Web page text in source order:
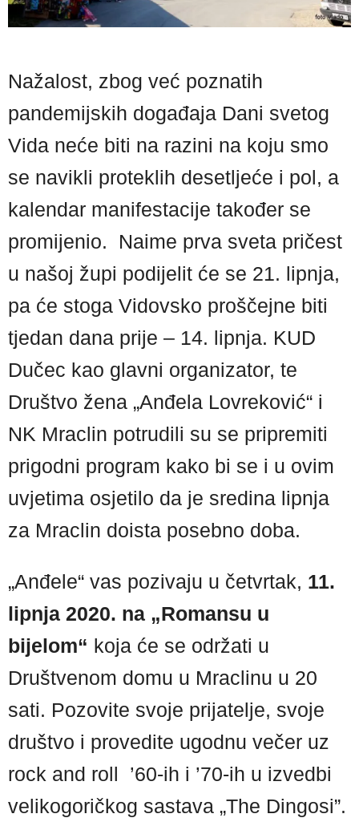
Nažalost, zbog već poznatih
pandemijskih događaja Dani svetog
Vida neće biti na razini na koju smo
se navikli proteklih desetljeće i pol, a
kalendar manifestacije također se
promijenio. Naime prva sveta pričest
u našoj župi podijelit će se 21. lipnja,
pa će stoga Vidovsko proščejne biti
tjedan dana prije – 14. lipnja. KUD
Dučec kao glavni organizator, te
Društvo žena „Anđela Lovreković“ i
NK Mraclin potrudili su se pripremiti
prigodni program kako bi se i u ovim
uvjetima osjetilo da je sredina lipnja
za Mraclin doista posebno doba.
„Anđele“ vas pozivaju u četvrtak, 11.
lipnja 2020. na „Romansu u
bijelom“ koja će se održati u
Društvenom domu u Mraclinu u 20
sati. Pozovite svoje prijatelje, svoje
društvo i provedite ugodnu večer uz
rock and roll ’60-ih i ’70-ih u izvedbi
velikogoričkog sastava „The Dingosi”.